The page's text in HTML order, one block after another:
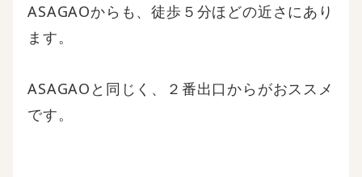
ASAGAOからも、徒歩５分ほどの近さにあり
ます。
ASAGAOと同じく、２番出口からがおススメ
です。